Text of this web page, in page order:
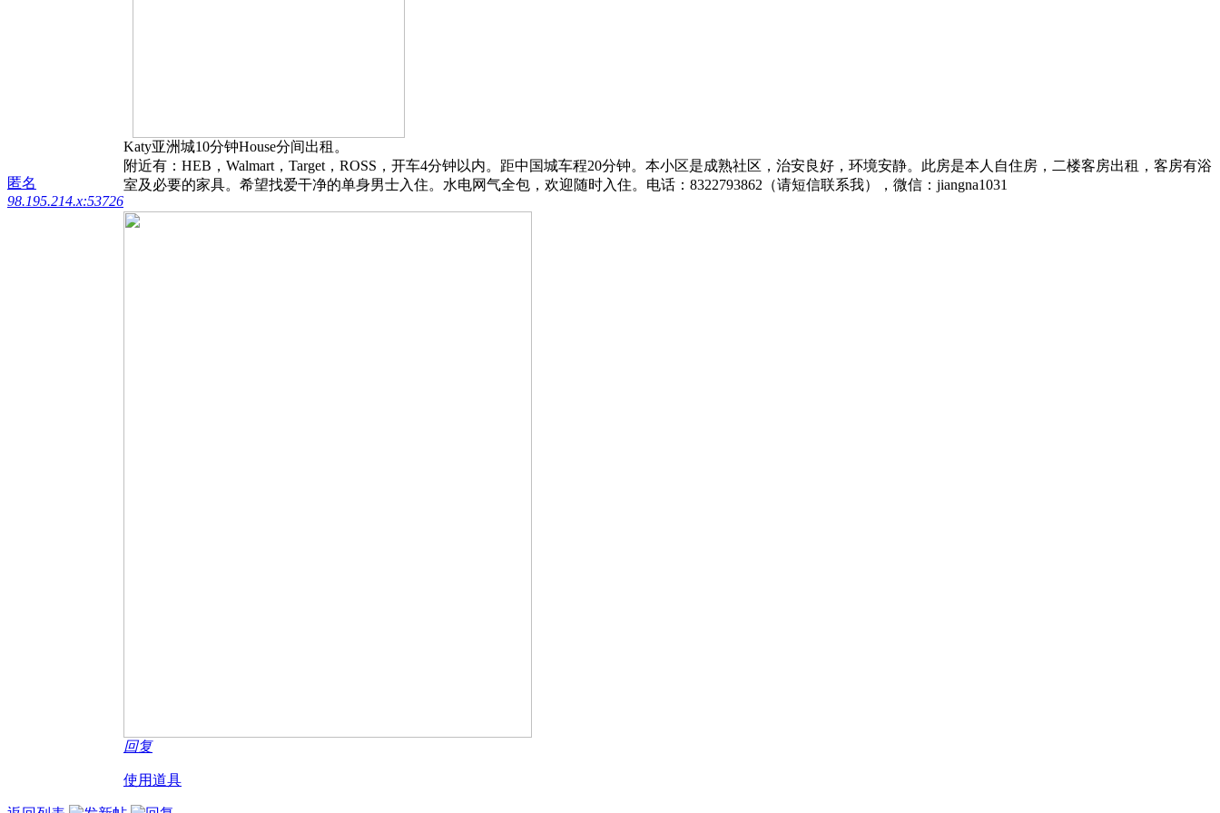
匿名
98.195.214.x:53726
Katy亚洲城10分钟House分间出租。
附近有：HEB，Walmart，Target，ROSS，开车4分钟以内。距中国城车程20分钟。本小区是成熟社区，治安良好，环境安静。此房是本人自住房，二楼客房出租，客房有浴
室及必要的家具。希望找爱干净的单身男士入住。水电网气全包，欢迎随时入住。电话：8322793862（请短信联系我），微信：jiangna1031
回复
使用道具